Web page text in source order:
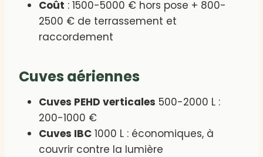
Coût : 1500-5000 € hors pose + 800-
2500 € de terrassement et
raccordement
Cuves aériennes
Cuves PEHD verticales 500-2000 L :
200-1000 €
Cuves IBC 1000 L : économiques, à
couvrir contre la lumière